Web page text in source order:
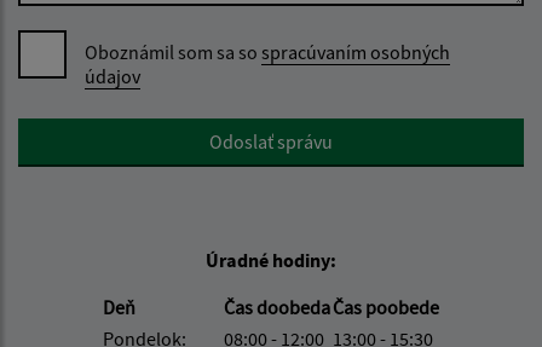
Oboznámil som sa so spracúvaním osobných
údajov
Google reCaptcha ResponseOdoslať správu
Úradné hodiny:
Deň
Čas doobedaČas poobede
Pondelok:
08:00 - 12:00 13:00 - 15:30